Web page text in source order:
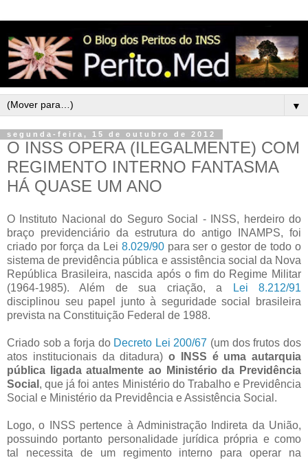
▼
segunda-feira, 15 de outubro de 2012
O INSS OPERA (ILEGALMENTE) COM
REGIMENTO INTERNO FANTASMA
HÁ QUASE UM ANO
O Instituto Nacional do Seguro Social - INSS, herdeiro do
braço previdenciário da estrutura do antigo INAMPS, foi
criado por força da Lei 8.029/90para ser o gestor de todo o
sistema de previdência pública e assistência social da Nova
República Brasileira, nascida após o fim do Regime Militar
(1964-1985). Além de sua criação, a
Lei 8.212/91
disciplinou seu papel junto à seguridade social brasileira
prevista na Constituição Federal de 1988.
Criado sob a forja do Decreto Lei 200/67 (um dos frutos dos
atos institucionais da ditadura) o INSS é uma autarquia
pública ligada atualmente ao Ministério da Previdência
Social , que já foi antes Ministério do Trabalho e Previdência
Social e Ministério da Previdência e Assistência Social.
Logo, o INSS pertence à Administração Indireta da União,
possuindo portanto personalidade jurídica própria e como
tal necessita de um regimento interno para operar na